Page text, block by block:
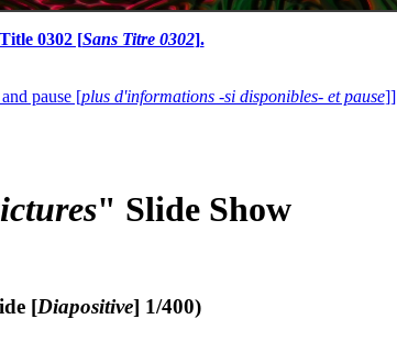
0302 [Sans Titre 0302].
pause [plus d'informations -si disponibles- et pause]]
" Slide Show
[Diapositive] 1/400)